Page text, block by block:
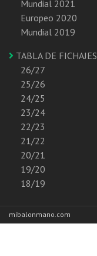
Mundial 2021
Europeo 2020
Mundial 2019
TABLA DE FICHAJES
26/27
25/26
24/25
23/24
22/23
21/22
20/21
19/20
18/19
mibalonmano.com